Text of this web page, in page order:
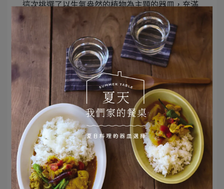
這次挑選了以生氣盎然的植物為主題的器皿，充滿
存在感的器皿為新一年的開始增添了華麗的祝福，
讓餐桌更顯氣氛。